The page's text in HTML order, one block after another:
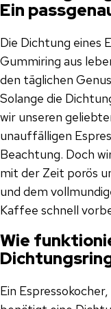
Ein
Die Dichtung eines
Gummiring aus
den täglichen
Solange die
wir unseren
unauffälligen
Beachtung. Doch
mit der Zeit porös
und dem
Kaffee schnell
Wie
Ein